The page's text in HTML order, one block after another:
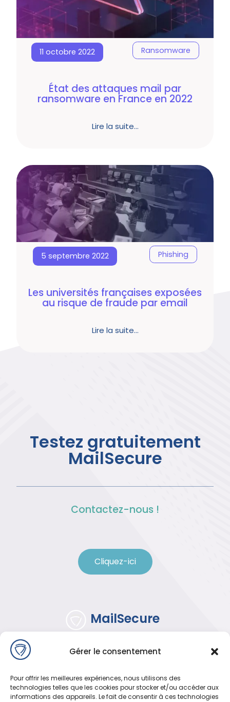
Gérer le consentement
Pour offrir les meilleures expériences, nous utilisons des
technologies telles que les cookies pour stocker et/ou accéder aux
informations des appareils. Le fait de consentir à ces technologies
11 octobre 2022 Ransomware
État des attaques mail par
ransomware en France en 2022
Lire la suite…
5 septembre 2022 Phishing
Les universités françaises exposées
au risque de fraude par email
Lire la suite…
Testez gratuitement
MailSecure
Contactez-nous !
Cliquez-ici
MailSecure
Service proposé et hébergé parPromatec Cloud